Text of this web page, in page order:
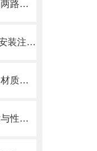
矿浆输送系统优化：耐磨型气动两路分料阀的应用实践
PZ773H液动刀闸阀结构特点与安装注意事项
不锈钢金属硬密封蝶阀怎么选？材质、压力、温度一文搞定选购指南
气动排泥阀高效排污的核心技术与性能解析